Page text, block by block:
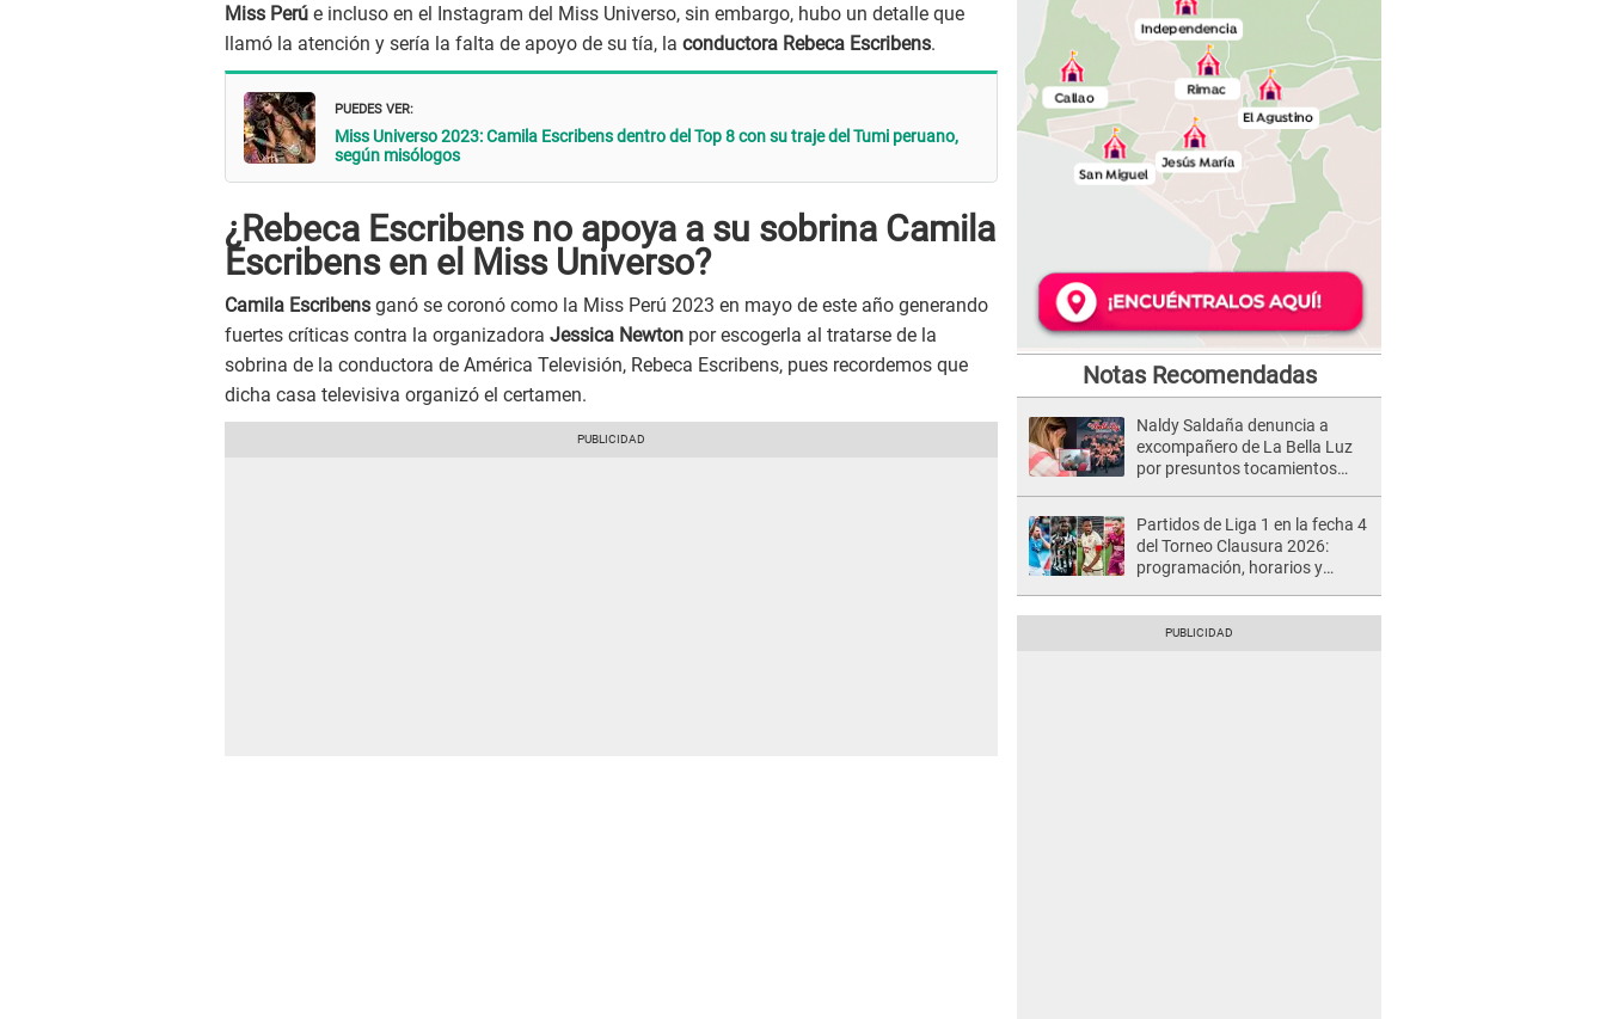
Miss Perú e incluso en el Instagram del Miss Universo, sin embargo, hubo un detalle que
llamó la atención y sería la falta de apoyo de su tía, la conductora Rebeca Escribens.
PUEDES VER:
Miss Universo 2023: Camila Escribens dentro del Top 8 con su traje del Tumi peruano,
según misólogos
¿Rebeca Escribens no apoya a su sobrina Camila
Escribens en el Miss Universo?
Camila Escribens ganó se coronó como la Miss Perú 2023 en mayo de este año generando
fuertes críticas contra la organizadora Jessica Newton por escogerla al tratarse de la
sobrina de la conductora de América Televisión, Rebeca Escribens, pues recordemos que
dicha casa televisiva organizó el certamen.
Notas Recomendadas
Naldy Saldaña denuncia a
excompañero de La Bella Luz
por presuntos tocamientos
Partidos de Liga 1 en la fecha 4
del Torneo Clausura 2026:
programación, horarios y